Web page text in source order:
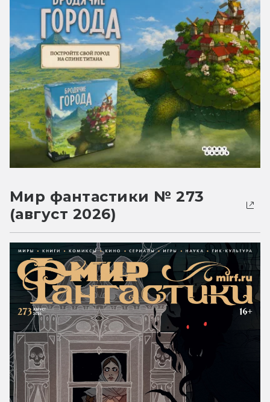
Мир фантастики № 273
(август 2026)